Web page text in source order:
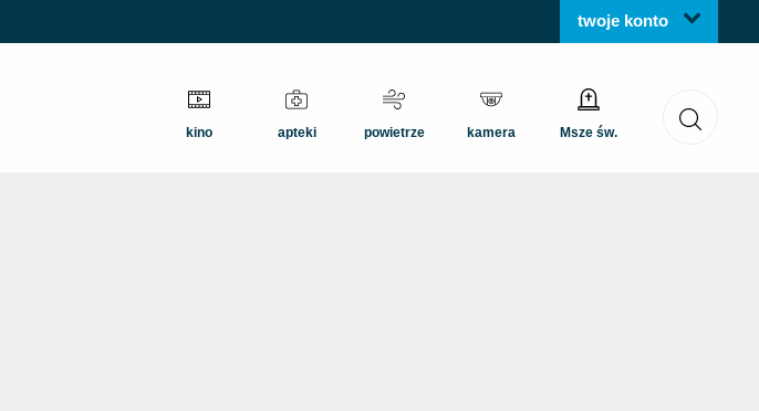
twoje konto
kino apteki powietrze kamera Msze św.